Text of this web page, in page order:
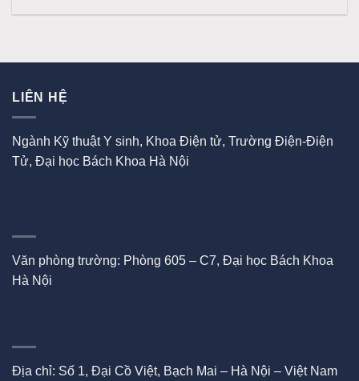
LIÊN HỆ
Ngành Kỹ thuật Y sinh, Khoa Điện tử, Trường Điện-Điện
Tử, Đại học Bách Khoa Hà Nội
Văn phòng trường: Phòng 605 – C7, Đại học Bách Khoa
Hà Nội
Địa chỉ: Số 1, Đại Cồ Việt, Bạch Mai – Hà Nội – Việt Nam